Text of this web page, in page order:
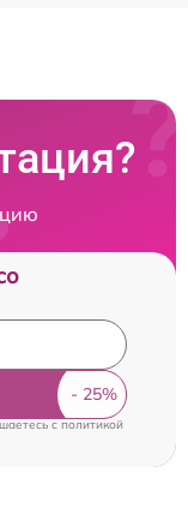
cполитикой